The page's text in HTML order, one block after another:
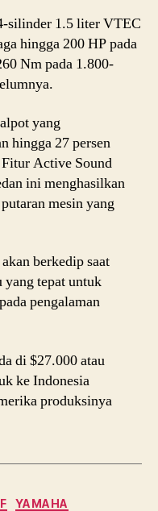
yang
akan
jual
di
silinder 1.5 liter VTEC
hingga 200 HP pada
Nm pada 1.800-
yang
hingga 27 persen
Active Sound
ini menghasilkan
mesin yang
berkedip saat
yang tepat untuk
pengalaman
di $27.000 atau
ke Indonesia
produksinya
YAMAHA